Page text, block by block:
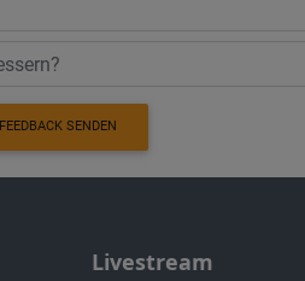
FEEDBACK SENDEN
Livestream